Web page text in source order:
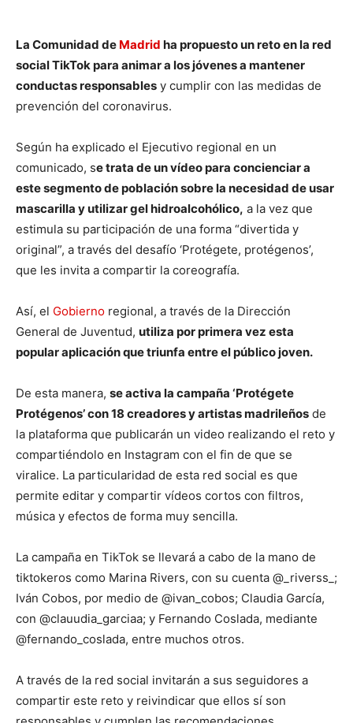
La Comunidad de Madrid ha propuesto un reto en la red
social TikTok para animar a los jóvenes a mantener
conductas responsables y cumplir con las medidas de
prevención del coronavirus.
Según ha explicado el Ejecutivo regional en un
comunicado, se trata de un vídeo para concienciar a
este segmento de población sobre la necesidad de usar
mascarilla y utilizar gel hidroalcohólico, a la vez que
estimula su participación de una forma “divertida y
original”, a través del desafío ‘Protégete, protégenos’,
que les invita a compartir la coreografía.
Así, el Gobierno regional, a través de la Dirección
General de Juventud, utiliza por primera vez esta
popular aplicación que triunfa entre el público joven.
De esta manera, se activa la campaña ‘Protégete
Protégenos’ con 18 creadores y artistas madrileños de
la plataforma que publicarán un video realizando el reto y
compartiéndolo en Instagram con el fin de que se
viralice. La particularidad de esta red social es que
permite editar y compartir vídeos cortos con filtros,
música y efectos de forma muy sencilla.
La campaña en TikTok se llevará a cabo de la mano de
tiktokeros como Marina Rivers, con su cuenta @_riverss_;
Iván Cobos, por medio de @ivan_cobos; Claudia García,
con @clauudia_garciaa; y Fernando Coslada, mediante
@fernando_coslada, entre muchos otros.
A través de la red social invitarán a sus seguidores a
compartir este reto y reivindicar que ellos sí son